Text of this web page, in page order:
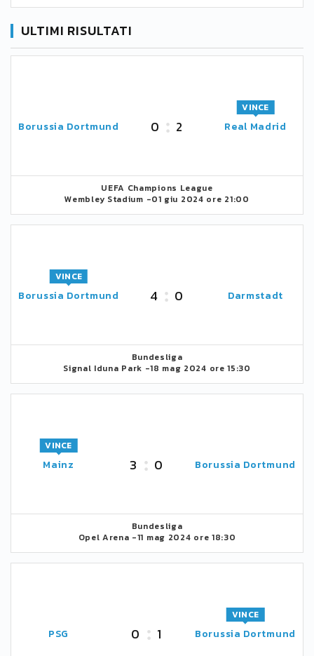
ULTIMI RISULTATI
Borussia Dortmund 0 2 Real Madrid
VINCE
UEFA Champions League
Wembley Stadium -01 giu 2024 ore 21:00
Borussia Dortmund
VINCE
4 0 Darmstadt
Bundesliga
Signal Iduna Park -18 mag 2024 ore 15:30
Mainz
VINCE
3 0 Borussia Dortmund
Bundesliga
Opel Arena -11 mag 2024 ore 18:30
PSG 0 1 Borussia Dortmund
VINCE